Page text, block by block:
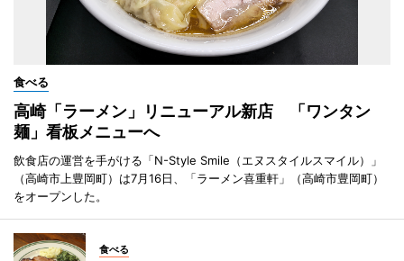
食べる
高崎「ラーメン」リニューアル新店 「ワンタン
麺」看板メニューへ
飲食店の運営を手がける「N-Style Smile（エヌスタイルスマイル）」
（高崎市上豊岡町）は7月16日、「ラーメン喜重軒」（高崎市豊岡町）
をオープンした。
食べる